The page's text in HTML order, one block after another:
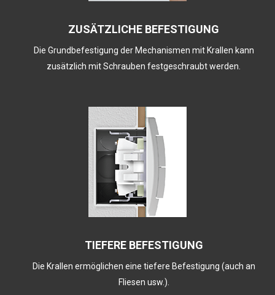
ZUSÄTZLICHE BEFESTIGUNG
Die Grundbefestigung der Mechanismen mit Krallen kann
zusätzlich mit Schrauben festgeschraubt werden.
TIEFERE BEFESTIGUNG
Die Krallen ermöglichen eine tiefere Befestigung (auch an
Fliesen usw.).